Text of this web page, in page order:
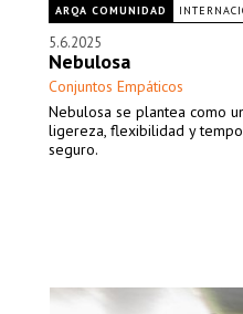
ARQA COMUNIDAD
5.6.2025
Nebulosa
Conjuntos Empáticos
Nebulosa se plantea como
ligereza, flexibilidad y
seguro.